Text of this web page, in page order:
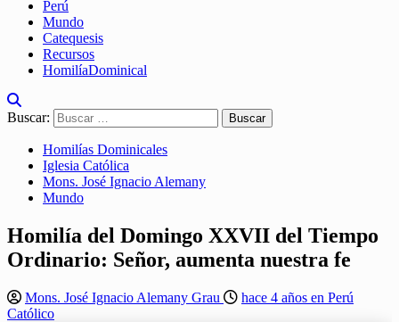
Perú
Mundo
Catequesis
Recursos
HomilíaDominical
Buscar:
Homilías Dominicales
Iglesia Católica
Mons. José Ignacio Alemany
Mundo
Homilía del Domingo XXVII del Tiempo
Ordinario: Señor, aumenta nuestra fe
Mons. José Ignacio Alemany Grau
hace 4 años en Perú
Católico